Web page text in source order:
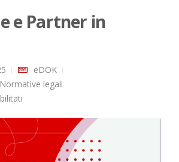
e Partner in
eDOK
Normative legali